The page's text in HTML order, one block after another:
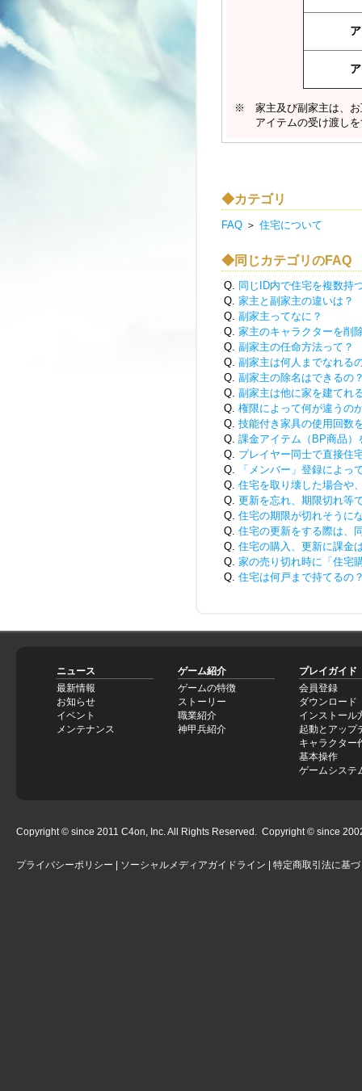
※ 家主及び副家主は、お
アイテムの受け渡しを
◆カテゴリ
FAQ ＞ 住宅について
◆同じカテゴリのFAQ
Q. 同じID内で住宅を複数持
Q. 家主と副家主の違いは？
Q. 副家主ってなに？
Q. 家主のキャラクターを削
Q. 副家主の任命方法って？
Q. 副家主は何人までなれる
Q. 副家主の除名はできるの
Q. 副家主は他に家を建てれ
Q. 権限によって何が違うの
Q. 技能付き家具の使用回数
Q. 課金アイテム（BP商品
Q. プレイヤー同士で直接住
Q.
「メンバー」登録によっ
Q. 住宅を取り壊した場合や
Q. 更新を忘れ、期限切れ等
Q. 住宅の期限が切れそうに
Q. 住宅の更新をする際は、
Q. 住宅の購入、更新に課金
Q. 家の売り切れ時に「住宅
Q. 住宅は何戸まで持てるの
ニュース
最新情報
お知らせ
イベント
メンテナンス
ゲーム紹介
ゲームの特徴
ストーリー
職業紹介
神甲兵紹介
プレイガイド
会員登録
ダウンロード
インストール
起動とアップ
キャラクター
基本操作
ゲームシステ
Copyright © since 2011 C4on, Inc. All Rights Reserved. Copyright © since
プライバシーポリシー ソーシャルメディアガイドライン 特定商取引法に基